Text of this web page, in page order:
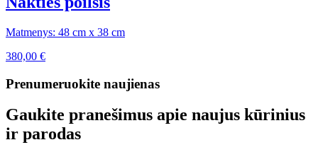
Matmenys: 48 cm x 38 cm
380,00 €
Prenumeruokite naujienas
Gaukite pranešimus apie naujus kūrinius
ir parodas